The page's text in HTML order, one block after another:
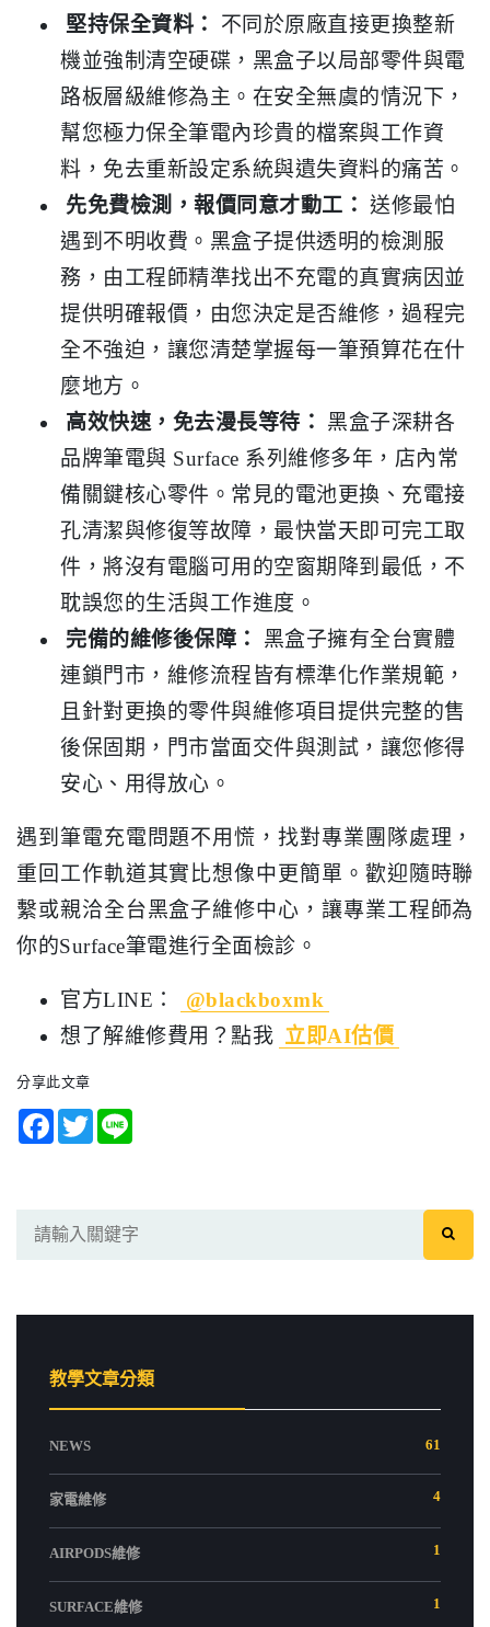
堅持保全資料：
不同於原廠直接更換整新
機並強制清空硬碟，黑盒子以局部零件與電
路板層級維修為主。在安全無虞的情況下，
幫您極力保全筆電內珍貴的檔案與工作資
料，免去重新設定系統與遺失資料的痛苦。
先免費檢測，報價同意才動工： 送修最怕
遇到不明收費。黑盒子提供透明的檢測服
務，由工程師精準找出不充電的真實病因並
提供明確報價，由您決定是否維修，過程完
全不強迫，讓您清楚掌握每一筆預算花在什
麼地方。
高效快速，免去漫長等待：
黑盒子深耕各
品牌筆電與 Surface 系列維修多年，店內常
備關鍵核心零件。常見的電池更換、充電接
孔清潔與修復等故障，最快當天即可完工取
件，將沒有電腦可用的空窗期降到最低，不
耽誤您的生活與工作進度。
完備的維修後保障：
黑盒子擁有全台實體
連鎖門市，維修流程皆有標準化作業規範，
且針對更換的零件與維修項目提供完整的售
後保固期，門市當面交件與測試，讓您修得
安心、用得放心。
遇到筆電充電問題不用慌，找對專業團隊處理，
重回工作軌道其實比想像中更簡單。歡迎隨時聯
繫或親洽全台黑盒子維修中心，讓專業工程師為
你的Surface筆電進行全面檢診。
官方LINE：
@blackboxmk
想了解維修費用？點我 立即AI估價
分享此文章
Facebook
Twitter
教學文章分類
NEWS 61
家電維修 4
AIRPODS維修 1
SURFACE維修 1